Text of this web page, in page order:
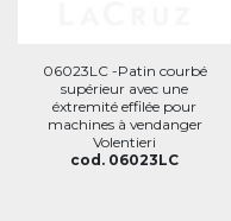
06023LC -Patin courbé
supérieur avec une
éxtremité effilée pour
machines à vendanger
Volentieri
cod. 06023LC